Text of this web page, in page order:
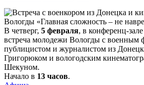
В четверг, 5 февраля, в конференц-
встреча молодежи Вологды с военным
публицистом и журналистом из
Григорюком и вологодским
Шекуном.
Начало в 13 часов.